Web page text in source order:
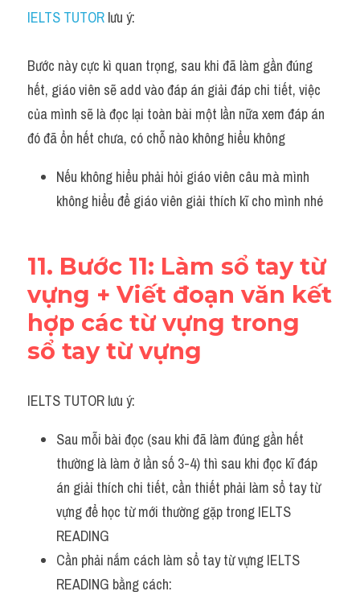
IELTS TUTOR lưu ý:
Bước này cực kì quan trọng, sau khi đã làm gần đúng
hết, giáo viên sẽ add vào đáp án giải đáp chi tiết, việc
của mình sẽ là đọc lại toàn bài một lần nữa xem đáp án
đó đã ổn hết chưa, có chỗ nào không hiểu không
Nếu không hiểu phải hỏi giáo viên câu mà mình
không hiểu để giáo viên giải thích kĩ cho mình nhé
11. Bước 11: Làm sổ tay từ
vựng + Viết đoạn văn kết
hợp các từ vựng trong
sổ tay từ vựng
IELTS TUTOR lưu ý:
Sau mỗi bài đọc (sau khi đã làm đúng gần hết
thường là làm ở lần số 3-4) thì sau khi đọc kĩ đáp
án giải thích chi tiết, cần thiết phải làm sổ tay từ
vựng để học từ mới thường gặp trong IELTS
READING
Cần phải nắm cách làm sổ tay từ vựng IELTS
READING bằng cách: